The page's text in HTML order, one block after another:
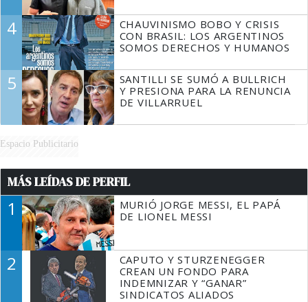
4
CHAUVINISMO BOBO Y CRISIS
CON BRASIL: LOS ARGENTINOS
SOMOS DERECHOS Y HUMANOS
5
SANTILLI SE SUMÓ A BULLRICH
Y PRESIONA PARA LA RENUNCIA
DE VILLARRUEL
Espacio Publicitario
MÁS LEÍDAS DE PERFIL
1
MURIÓ JORGE MESSI, EL PAPÁ
DE LIONEL MESSI
2
CAPUTO Y STURZENEGGER
CREAN UN FONDO PARA
INDEMNIZAR Y “GANAR”
SINDICATOS ALIADOS